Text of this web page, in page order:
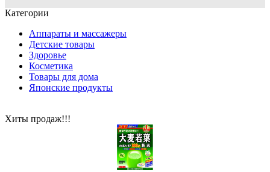
Категории
Аппараты и массажеры
Детские товары
Здоровье
Косметика
Товары для дома
Японские продукты
Хиты продаж!!!